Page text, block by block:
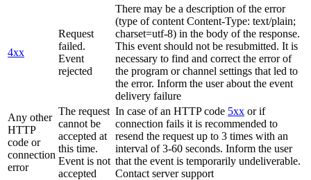
4xx
Request
failed.
Event
rejected
There may be a description of the error
(type of content Content-Type: text/plain;
charset=utf-8) in the body of the response.
This event should not be resubmitted. It is
necessary to find and correct the error of
the program or channel settings that led to
the error. Inform the user about the event
delivery failure
Any other
HTTP
code or
connection
error
The request
cannot be
accepted at
this time.
Event is not
accepted
In case of an HTTP code 5xx or if
connection fails it is recommended to
resend the request up to 3 times with an
interval of 3-60 seconds. Inform the user
that the event is temporarily undeliverable.
Contact server support